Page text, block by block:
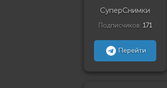
СуперСнимки
Подписчиков: 171
Перейти